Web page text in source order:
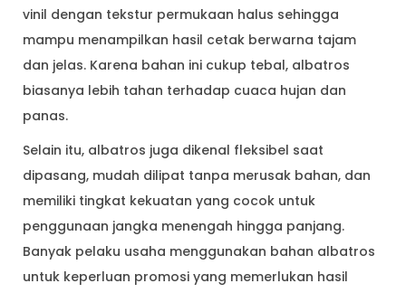
vinil dengan tekstur permukaan halus sehingga
mampu menampilkan hasil cetak berwarna tajam
dan jelas. Karena bahan ini cukup tebal, albatros
biasanya lebih tahan terhadap cuaca hujan dan
panas.
Selain itu, albatros juga dikenal fleksibel saat
dipasang, mudah dilipat tanpa merusak bahan, dan
memiliki tingkat kekuatan yang cocok untuk
penggunaan jangka menengah hingga panjang.
Banyak pelaku usaha menggunakan bahan albatros
untuk keperluan promosi yang memerlukan hasil